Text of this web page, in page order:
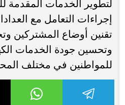
لتطوير الخدمات المقدمة
إجراءات التعامل مع
تقنين أوضاع المشتركين
وتحسين جودة الخدمات
للمواطنين في مختلف